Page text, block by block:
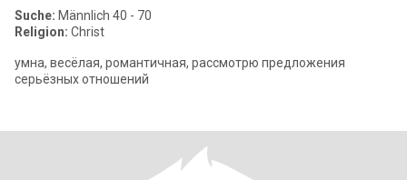
Suche: Männlich 40 - 70
Religion: Christ
умна, весёлая, романтичная, рассмотрю предложения
серьёзных отношений